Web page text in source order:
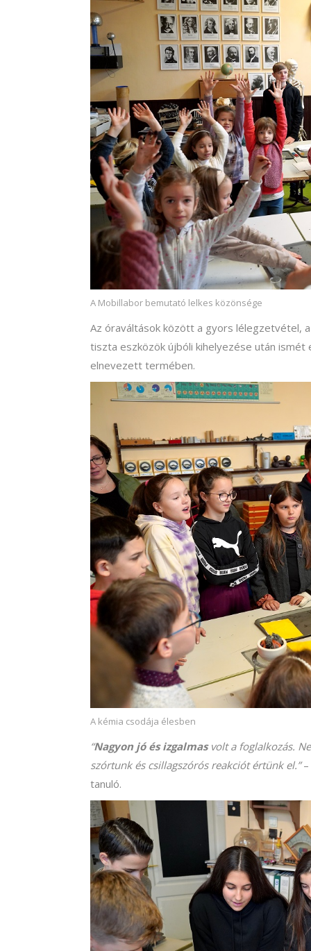
A Mobillabor bemutató lelkes közönsége
Az óraváltások között a gyors lélegzetvétel,
tiszta eszközök újbóli kihelyezése után ismét
elnevezett termében.
A kémia csodája élesben
“Nagyon jó és izgalmasvolt a foglalkozás.
szórtunk és csillagszórós reakciót értünk el.”–
tanuló.